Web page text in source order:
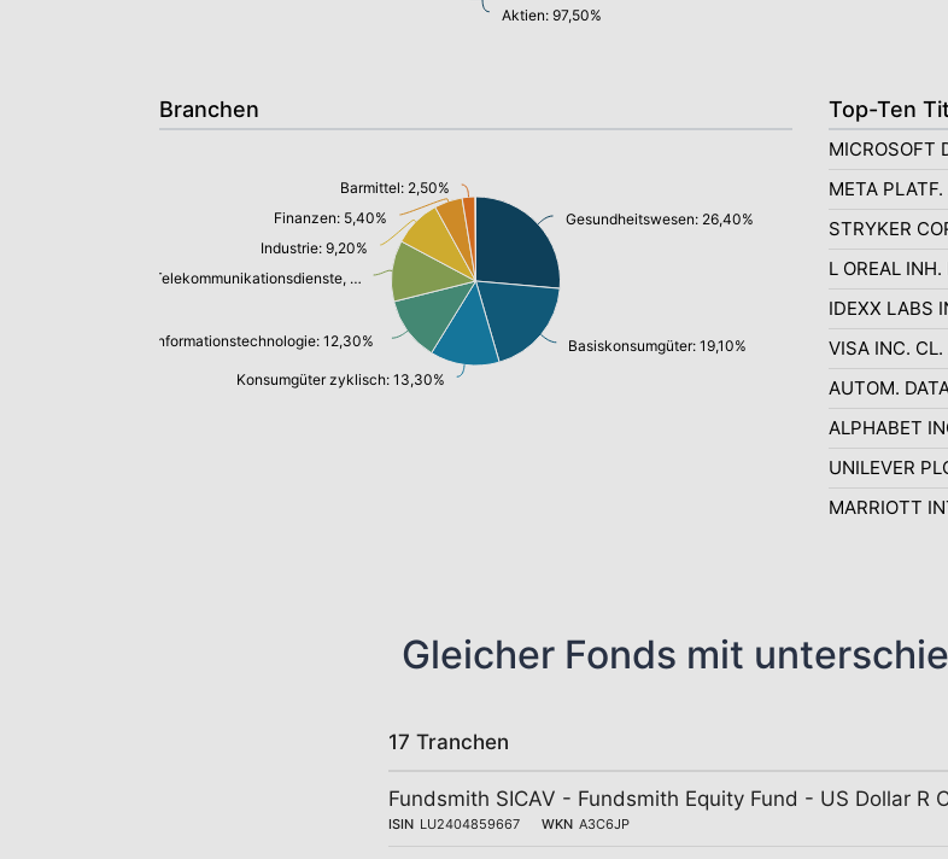
Aktien: 97,50%
Branchen
Gesundheitswesen: 26,40%
Basiskonsumgüter: 19,10%
Konsumgüter zyklisch: 13,30%
Informationstechnologie: 12,30%
Telekommunikationsdienste, Breitband Internet: 11,70%
Industrie: 9,20%
Finanzen: 5,40%
Barmittel: 2,50%
Top-Ten
MICROSOFT
META
STRYKER
L OREAL INH.
IDEXX LABS
VISA INC.
AUTOM.
ALPHABET
UNILEVER
MARRIOTT
Gleicher Fonds mit
17 Tranchen
Fundsmith SICAV - Fundsmith Equity Fund - US Dollar R
ISIN LU2404859667 WKN A3C6JP